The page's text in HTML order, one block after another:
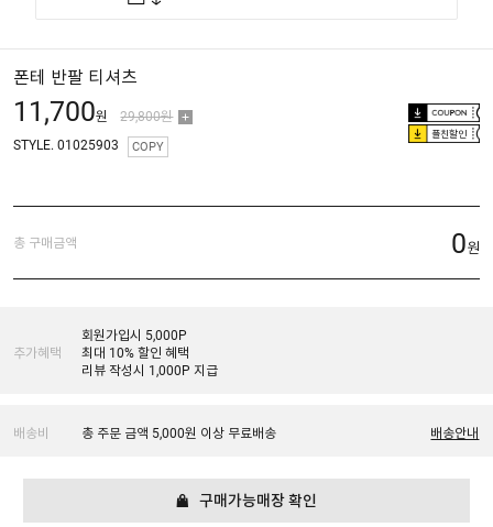
폰테 반팔 티셔츠
11,700원 29,800원
플친할인
STYLE. 01025903 COPY
총 구매금액 0원
추가혜택
회원가입시 5,000P
최대 10% 할인 혜택
리뷰 작성시 1,000P 지급
배송비 총 주문 금액 5,000원 이상 무료배송 배송안내
구매가능매장 확인